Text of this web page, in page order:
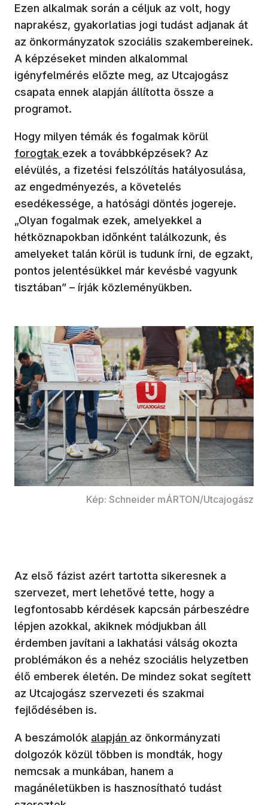
Ezen alkalmak során a céljuk az volt, hogy
naprakész, gyakorlatias jogi tudást adjanak át
az önkormányzatok szociális szakembereinek.
A képzéseket minden alkalommal
igényfelmérés előzte meg, az Utcajogász
csapata ennek alapján állította össze a
programot.
Hogy milyen témák és fogalmak körül
forogtak ezek a továbbképzések? Az
elévülés, a fizetési felszólítás hatályosulása,
az engedményezés, a követelés
esedékessége, a hatósági döntés jogereje.
„Olyan fogalmak ezek, amelyekkel a
hétköznapokban időnként találkozunk, és
amelyeket talán körül is tudunk írni, de egzakt,
pontos jelentésükkel már kevésbé vagyunk
tisztában” – írják közleményükben.
Kép: Schneider mÁRTON/Utcajogász
Az első fázist azért tartotta sikeresnek a
szervezet, mert lehetővé tette, hogy a
legfontosabb kérdések kapcsán párbeszédre
lépjen azokkal, akiknek módjukban áll
érdemben javítani a lakhatási válság okozta
problémákon és a nehéz szociális helyzetben
élő emberek életén. De mindez sokat segített
az Utcajogász szervezeti és szakmai
fejlődésében is.
A beszámolók (új ablakban nyílik meg)
alapján az önkormányzati
dolgozók közül többen is mondták, hogy
nemcsak a munkában, hanem a
magánéletükben is hasznosítható tudást